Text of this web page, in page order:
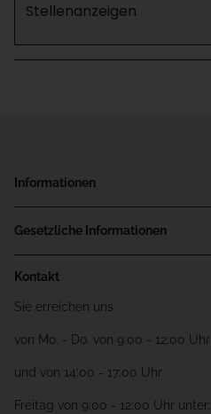
Stellenanzeigen
Informationen
Gesetzliche Informationen
Kontakt
Sie erreichen uns
von Mo. - Do. von 9:00 - 12:00 Uhr
und von 14:00 - 17:00 Uhr
Freitag von 9:00 - 12:00 Uhr unter: